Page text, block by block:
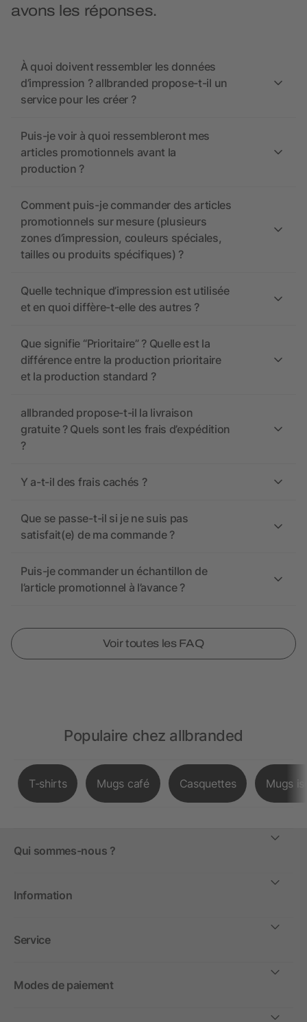
avons les réponses.
À quoi doivent ressembler les données
d’impression ? allbranded propose-t-il un
service pour les créer ?
Puis-je voir à quoi ressembleront mes
articles promotionnels avant la
production ?
Comment puis-je commander des articles
promotionnels sur mesure (plusieurs
zones d’impression, couleurs spéciales,
tailles ou produits spécifiques) ?
Quelle technique d’impression est utilisée
et en quoi diffère-t-elle des autres ?
Que signifie “Prioritaire” ? Quelle est la
différence entre la production prioritaire
et la production standard ?
allbranded propose-t-il la livraison
gratuite ? Quels sont les frais d’expédition
?
Y a-t-il des frais cachés ?
Que se passe-t-il si je ne suis pas
satisfait(e) de ma commande ?
Puis-je commander un échantillon de
l’article promotionnel à l’avance ?
Voir toutes les FAQ
Populaire chez allbranded
T-shirts Mugs café Casquettes Mugs
Qui sommes-nous ?
Information
Service
Modes de paiement